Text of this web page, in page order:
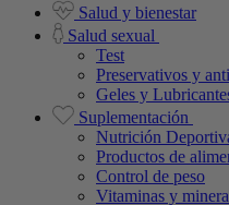
Salud y bienestar
Salud sexual
Test
Preservativos y
Geles y
Suplementación
Nutrición
Productos de
Control de peso
Vitaminas y